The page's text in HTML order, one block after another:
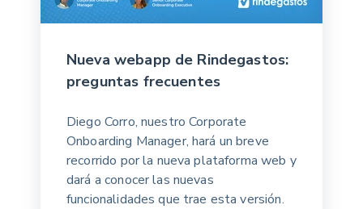
Nueva webapp de Rindegastos:
preguntas frecuentes
Diego Corro, nuestro Corporate
Onboarding Manager, hará un breve
recorrido por la nueva plataforma web y
dará a conocer las nuevas
funcionalidades que trae esta versión.